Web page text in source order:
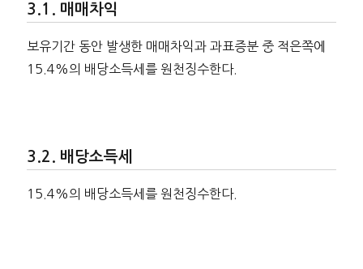
매매차익
보유기간 동안 발생한 매매차익과 과표증분 중 적은쪽에
15.4%의 배당소득세를 원천징수한다.
배당소득세
15.4%의 배당소득세를 원천징수한다.